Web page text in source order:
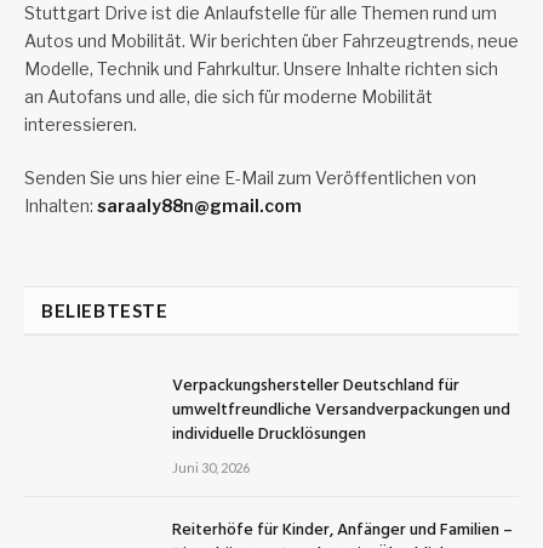
Stuttgart Drive ist die Anlaufstelle für alle Themen rund um
Autos und Mobilität. Wir berichten über Fahrzeugtrends, neue
Modelle, Technik und Fahrkultur. Unsere Inhalte richten sich
an Autofans und alle, die sich für moderne Mobilität
interessieren.
Senden Sie uns hier eine E-Mail zum Veröffentlichen von
Inhalten: saraaly88n@gmail.com
BELIEBTESTE
Verpackungshersteller Deutschland für
umweltfreundliche Versandverpackungen und
individuelle Drucklösungen
Juni 30, 2026
Reiterhöfe für Kinder, Anfänger und Familien –